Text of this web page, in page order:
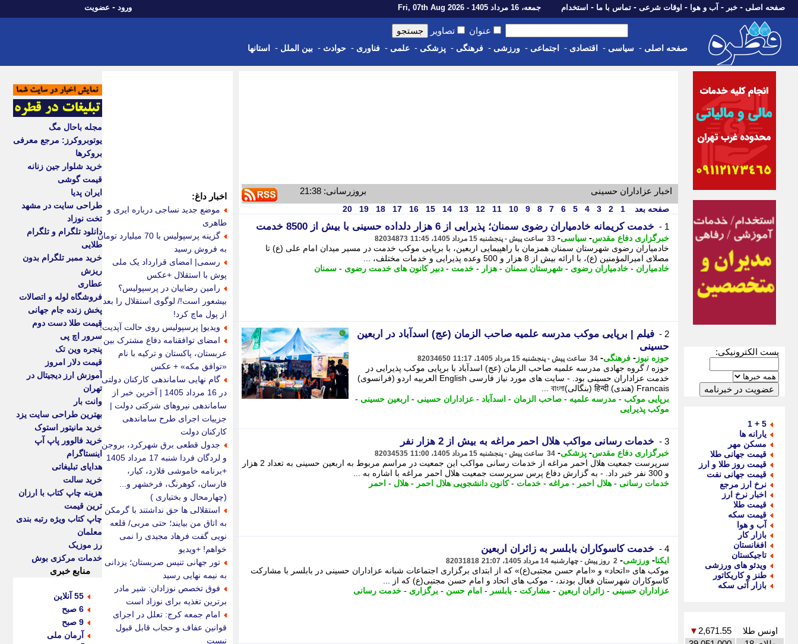
صفحه اصلی - خبر - آب و هوا - اوقات شرعی - تماس با ما - استخدام جمعه، 16 مرداد 1405 - Fri, 07th Aug 2026 ورود - عضویت
عنوان تصاویر
صفحه اصلی - سیاسی - اقتصادی - اجتماعی - ورزشی - فرهنگی - پزشکی - علمی - فناوری - حوادث - بین الملل - استانها
پست الکترونیکی:
5 + 1
یارانه ها
مسکن مهر
قیمت جهانی طلا
قیمت روز طلا و ارز
قیمت جهانی نفت
نرخ ارز مرجع
اخبار نرخ ارز
قیمت طلا
قیمت سکه
آب و هوا
بازار کار
افغانستان
تاجیکستان
ویدئو های ورزشی
طنز و کاریکاتور
بازار آتی سکه
اونس طلا 2,671.55
▼
اخبار عزاداران حسینی بروزرسانی: 21:38
صفحه بعد 1
2
3
4
5
6
7
8
9
10
11
12
13
14
15
16
17
18
19
20
1 - خدمت کریمانه خادمیاران رضوی سمنان؛ پذیرایی از 6 هزار دلداده حسینی با بیش از 8500 خدمت
خبرگزاری دفاع مقدس- سیاسی- 33 ساعت پیش - پنجشنبه 15 مرداد 1405، 11:45 82034873
خادمیاران رضوی شهرستان سمنان همزمان با راهپیمایی اربعین، با برپایی موکب خدمت در مسیر میدان امام علی (ع) تا
مصلای امیرالمؤمنین (ع)، با ارائه بیش از 8 هزار و 500 وعده پذیرایی و خدمات مختلف، ...
خادمیاران - خادمیاران رضوی - شهرستان سمنان - هزار - خدمت - دبیر کانون های خدمت رضوی - سمنان
2 -
فیلم | برپایی موکب مدرسه علمیه صاحب الزمان (عج) اسدآباد در اربعین
حسینی
حوزه نیوز - فرهنگی- 34 ساعت پیش - پنجشنبه 15 مرداد 1405، 11:17 82034650
حوزه / گروه جهادی مدرسه علمیه صاحب الزمان (عج) اسدآباد با برپایی موکب پذیرایی در
خدمت عزاداران حسینی بود. - سایت های مورد نیاز فارسی English العربیه اردو (فرانسوی)
Francais (هندی) हिन्दी (بنگالی)বাংলা ...
برپایی موکب - مدرسه علمیه - صاحب الزمان - اسدآباد - عزاداران حسینی - اربعین حسینی -
موکب پذیرایی
3 - خدمات رسانی مواکب هلال احمر مراغه به بیش از 2 هزار نفر
خبرگزاری دفاع مقدس- پزشکی- 34 ساعت پیش - پنجشنبه 15 مرداد 1405، 11:00 82034535
سرپرست جمعیت هلال احمر مراغه از خدمات رسانی مواکب این جمعیت در مراسم مربوط به اربعین حسینی به تعداد 2 هزار
و 300 نفر خبر داد. - به گزارش دفاع پرس سرپرست جمعیت هلال احمر مراغه با اشاره به ...
خدمات رسانی - هلال احمر - مراغه - خدمات -کانون دانشجویی هلال احمر - هلال - احمر
4 - خدمت کاسوکاران بابلسر به زائران اربعین
ایکنا- ورزشی- 2 روز پیش - چهارشنبه 14 مرداد 1405، 21:07 82031818
موکب های «اتحاد» و «امام حسن مجتبی(ع)» که از ابتدای برگزاری اجتماعات شبانه عزاداران حسینی در بابلسر با مشارکت
کاسوکاران شهرستان فعال بودند، - موکب های اتحاد و امام حسن مجتبی(ع) که از ...
عزاداران حسینی - زائران اربعین - مشارکت - بابلسر - امام حسن - برگزاری - خدمت رسانی
اخبار داغ:
موضع جدید نساجی درباره ایری و
طاهری
گزینه پرسپولیس با 70 میلیارد تومان
به فروش رسید
رسمی| امضای قرارداد یک ملی
پوش با استقلال +عکس
رامین رضاییان در پرسپولیس؟
بیشعور است!/ لوگوی استقلال را بعد
از پول ماچ کرد!
ویدیو| پرسپولیس روی حالت آپدیت!
امضای توافقنامه دفاع مشترک بین
عربستان، پاکستان و ترکیه با نام
«توافق مکه» + عکس
گام نهایی ساماندهی کارکنان دولتی
در 16 مرداد 1405 | آخرین خبر از
ساماندهی نیروهای شرکتی دولت |
جزییات اجرای طرح ساماندهی
کارکنان دولت
جدول قطعی برق شهرکرد، بروجن
و لردگان فردا شنبه 17 مرداد 1405
+برنامه خاموشی فلارد، کیار،
فارسان، کوهرنگ، فرخشهر و...
(چهارمحال و بختیاری )
استقلالی ها حق نداشتند با گرمکن
به اتاق من بیایند؛ حتی مربی/ قلعه
نویی گفت فرهاد مجیدی را نمی
خواهم! +ویدیو
تور جهانی تنیس صربستان؛ یزدانی
به نیمه نهایی رسید
فوق تخصص نوزادان: شیر مادر
برترین تغذیه برای نوزاد است
امام جمعه کرج: تعلل در اجرای
قوانین عفاف و حجاب قابل قبول
نیست
مجله باحال مگ
یوتوبروکرز: مرجع معرفی
بروکرها
خرید شلوار جین زنانه
قیمت گوشی
ایران پدیا
طراحی سایت در مشهد
تخت نوزاد
دانلود تلگرام و تلگرام
طلایی
خرید ممبر تلگرام بدون
ریزش
عطاری
فروشگاه لوله و اتصالات
پخش زنده جام جهانی
قیمت طلا دست دوم
سرور اچ پی
پنجره وین تک
قیمت دلار امروز
آموزش ارز دیجیتال در
تهران
وانت بار
بهترین طراحی سایت یزد
خرید مانیتور استوک
خرید فالوور پاپ آپ
اینستاگرام
هدایای تبلیغاتی
خرید سالت
هزینه چاپ کتاب با ارزان
ترین قیمت
چاپ کتاب ویژه رتبه بندی
معلمان
رز موزیک
خدمات مرکزی بوش
منابع خبری
55 آنلاین
6 صبح
9 صبح
آرمان ملی